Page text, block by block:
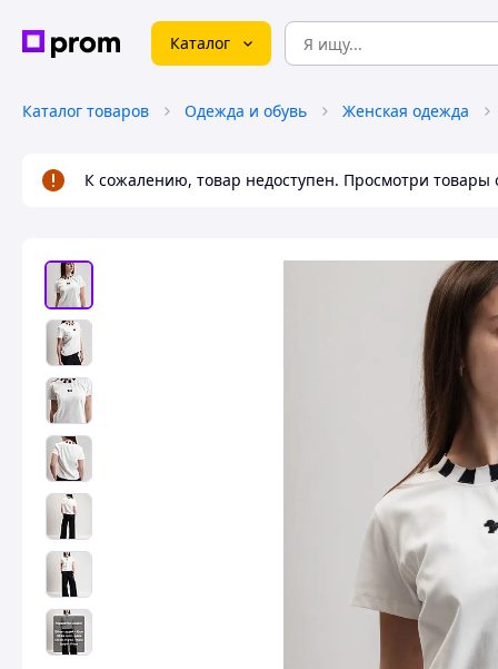
Каталог
Каталог товаров Одежда и обувь Женская одежда
К сожалению, товар недоступен. Просмотри товары